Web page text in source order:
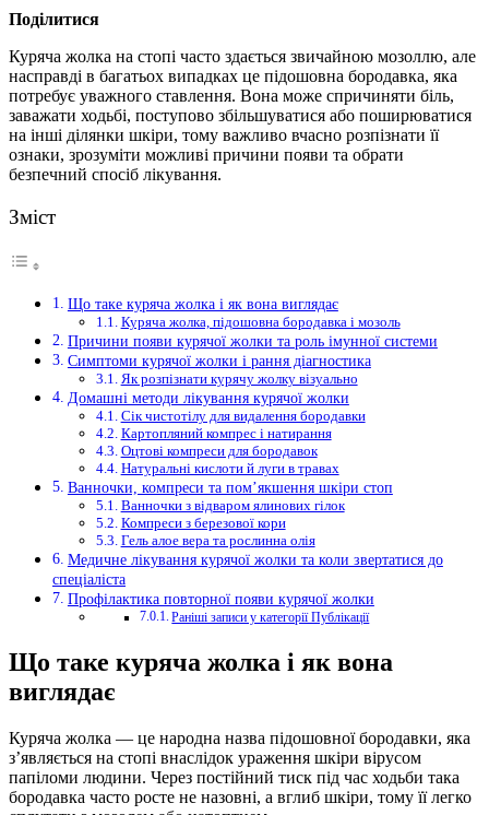
Поділитися
Куряча жолка на стопі часто здається звичайною мозоллю, але
насправді в багатьох випадках це підошовна бородавка, яка
потребує уважного ставлення. Вона може спричиняти біль,
заважати ходьбі, поступово збільшуватися або поширюватися
на інші ділянки шкіри, тому важливо вчасно розпізнати її
ознаки, зрозуміти можливі причини появи та обрати
безпечний спосіб лікування.
Зміст
Що таке куряча жолка і як вона виглядає
Куряча жолка, підошовна бородавка і мозоль
Причини появи курячої жолки та роль імунної системи
Симптоми курячої жолки і рання діагностика
Як розпізнати курячу жолку візуально
Домашні методи лікування курячої жолки
Сік чистотілу для видалення бородавки
Картопляний компрес і натирання
Оцтові компреси для бородавок
Натуральні кислоти й луги в травах
Ванночки, компреси та пом’якшення шкіри стоп
Ванночки з відваром ялинових гілок
Компреси з березової кори
Гель алое вера та рослинна олія
Медичне лікування курячої жолки та коли звертатися до
спеціаліста
Профілактика повторної появи курячої жолки
Раніші записи у категорії Публікації
Що таке куряча жолка і як вона
виглядає
Куряча жолка — це народна назва підошовної бородавки, яка
з’являється на стопі внаслідок ураження шкіри вірусом
папіломи людини. Через постійний тиск під час ходьби така
бородавка часто росте не назовні, а вглиб шкіри, тому її легко